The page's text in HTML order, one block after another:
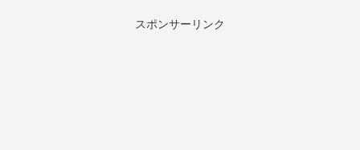
スポンサーリンク